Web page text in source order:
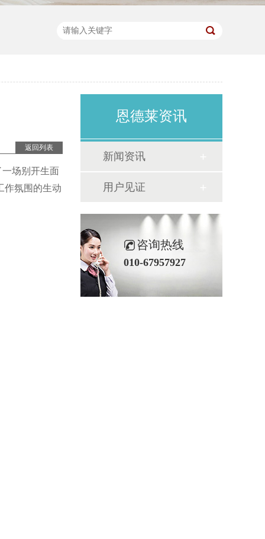
返回列表
场别开生面
作氛围的生动
恩德莱资讯
新闻资讯
用户见证
咨询热线
010-67957927